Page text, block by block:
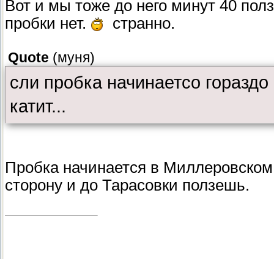
Вот и мы тоже до него минут 40
пробки нет.
странно.
Quote (муня)
сли пробка начинаетсо
катит...
Пробка начинается в
сторону и до Тарасовки ползешь.